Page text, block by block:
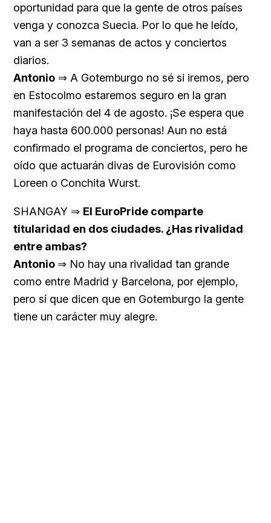
oportunidad para que la gente de otros países
venga y conozca Suecia. Por lo que he leído,
van a ser 3 semanas de actos y conciertos
diarios.
Antonio ⇒ A Gotemburgo no sé si iremos, pero
en Estocolmo estaremos seguro en la gran
manifestación del 4 de agosto. ¡Se espera que
haya hasta 600.000 personas! Aun no está
confirmado el programa de conciertos, pero he
oído que actuarán divas de Eurovisión como
Loreen o Conchita Wurst.
SHANGAY ⇒ El EuroPride comparte
titularidad en dos ciudades. ¿Has rivalidad
entre ambas?
Antonio ⇒ No hay una rivalidad tan grande
como entre Madrid y Barcelona, por ejemplo,
pero sí que dicen que en Gotemburgo la gente
tiene un carácter muy alegre.